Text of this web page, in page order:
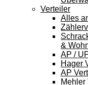
Verteiler
Alles
&
AP /
Hager
AP
Mehler